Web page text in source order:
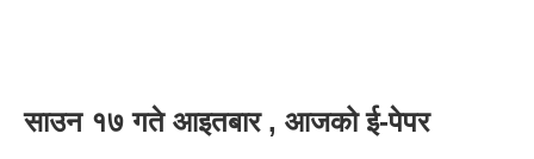
साउन १७ गते आइतबार , आजको ई-पेपर